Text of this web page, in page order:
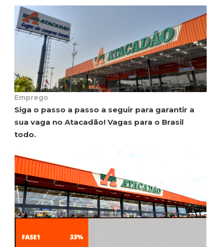
Emprego
Siga o passo a passo a seguir para garantir a
sua vaga no Atacadão! Vagas para o Brasil
todo.